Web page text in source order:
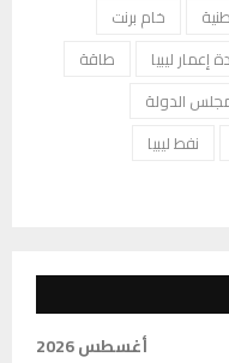
خام برنت
ليبيا
طاقة
الدولة
نفط ليبيا
أغسطس 2026